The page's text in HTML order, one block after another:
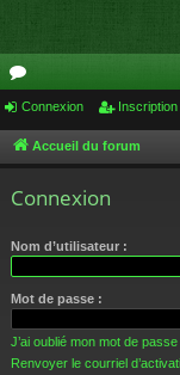
or
u
Connexion Inscription
Accueil du forum
Connexion
Nom d’utilisateur :
Mot de passe :
J’ai oublié mon mot de passe
Renvoyer le courriel